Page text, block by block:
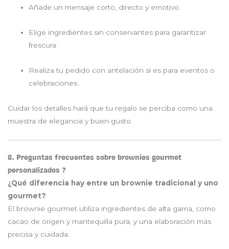
Añade un mensaje corto, directo y emotivo.
Elige ingredientes sin conservantes para garantizar
frescura.
Realiza tu pedido con antelación si es para eventos o
celebraciones.
Cuidar los detalles hará que tu regalo se perciba como una
muestra de elegancia y buen gusto.
8. Preguntas frecuentes sobre brownies gourmet
personalizados ❓
¿Qué diferencia hay entre un brownie tradicional y uno
gourmet?
El brownie gourmet utiliza ingredientes de alta gama, como
cacao de origen y mantequilla pura, y una elaboración más
precisa y cuidada.